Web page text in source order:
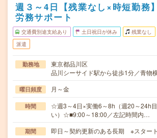
週３～4日【残業なし×時短勤務
労務サポート
交通費別途支給あり 土日祝日が休み 残業なし
派遣
勤務地
東京都品川区
品川シーサイド駅から徒歩1分／青物
曜日頻度 月～金
時間
☆週3～4日×実働6～8h（週20～24h
い）☆■9:00～18:00／左記時間内…
期間 即日～契約更新のある長期 ※スター